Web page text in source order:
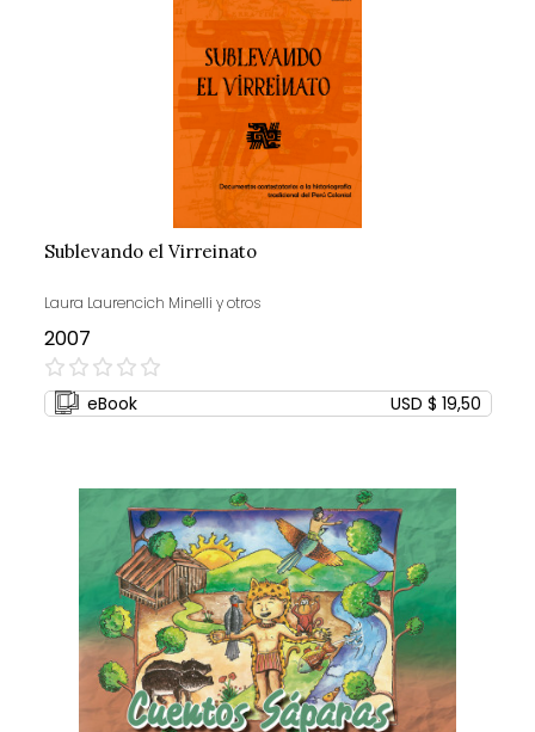
Sublevando el Virreinato
Laura Laurencich Minelli y otros
2007
0%
eBook USD $ 19,50